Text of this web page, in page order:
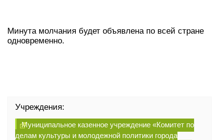
Минута молчания будет объявлена по всей стране
одновременно.
Учреждения:
Муниципальное казенное учреждение «Комитет по
делам культуры и молодежной политики города